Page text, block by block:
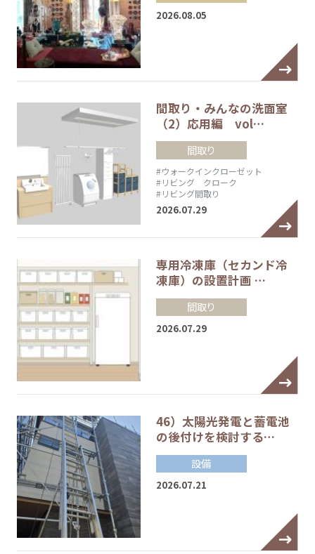
2026.08.05
間取り・みんなの洗面室
（2）応用編 vol…
間取り
#ウォークインクローゼット
#リビング クローク
#リビング間取り
2026.07.29
専用冷凍庫（セカンド冷
凍庫）の設置計画 …
間取り
2026.07.29
46）太陽光発電と蓄電池
の後付けを検討する…
設備
2026.07.21